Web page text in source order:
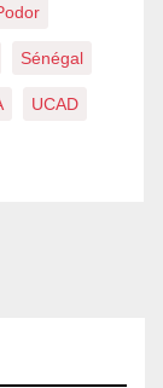
Sénégal
UCAD